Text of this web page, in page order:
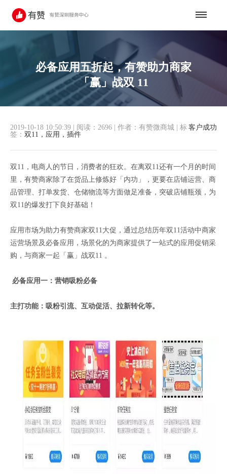
必备应用五折起，有赞助力商家
「赢」战双 11
客户成功
2019-10-18 10:50:39 阅读：2696 作者：有赞微商城
标
签： 双11，应用，插件
双11，电商人的节日，消费者的狂欢。在离双11还有一个月的时间
里，有赞商家除了在货品上修炼好「内功」，更要在店铺运营、商
品管理、打单发货、仓储物流等方面做足准备，突破店铺瓶颈，为
双11的爆发打下良好基础！
应用市场为助力有赞商家双11大促，通过总结历年双11活动中商家
运营场景及必备应用，场景化的为商家提供了一站式的应用促销采
购，与商家一起「赢」战双11 。
必备应用一：营销吸粉必备
主打功能：吸粉引流、互动促活、拉新转化等。